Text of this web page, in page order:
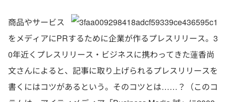
商品やサービス
をメディアにPRするために企業が作るプレスリリース。3
0年近くプレスリリース・ビジネスに携わってきた蓮香尚
文さんによると、記事に取り上げられるプレスリリースを
書くにはコツがあるという。そのコツとは……？（このコ